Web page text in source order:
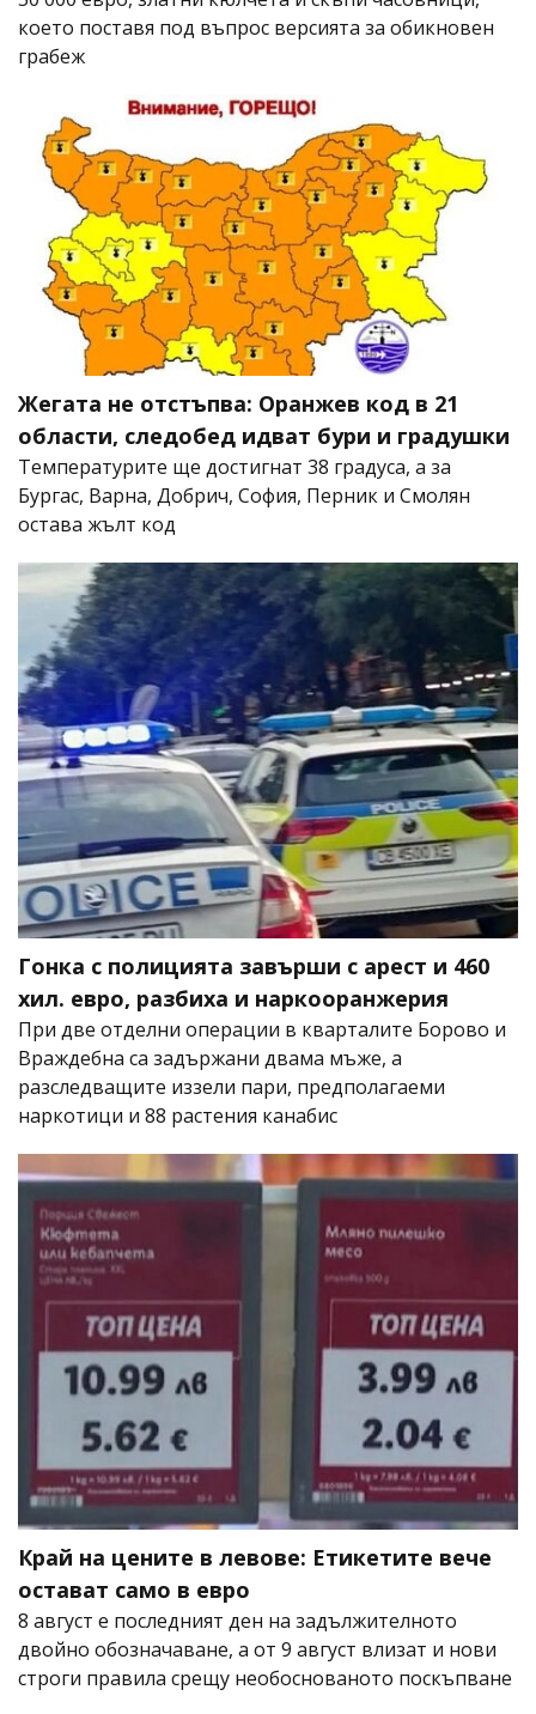
което поставя под въпрос версията за обикновен
грабеж
Жегата не отстъпва: Оранжев код в 21
области, следобед идват бури и градушки
Температурите ще достигнат 38 градуса, а за
Бургас, Варна, Добрич, София, Перник и Смолян
остава жълт код
Гонка с полицията завърши с арест и 460
хил. евро, разбиха и наркооранжерия
При две отделни операции в кварталите Борово и
Враждебна са задържани двама мъже, а
разследващите иззели пари, предполагаеми
наркотици и 88 растения канабис
Край на цените в левове: Етикетите вече
остават само в евро
8 август е последният ден на задължителното
двойно обозначаване, а от 9 август влизат и нови
строги правила срещу необоснованото поскъпване